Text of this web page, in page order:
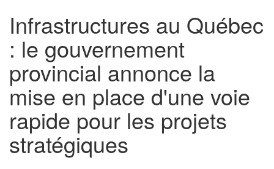
Infrastructures au Québec
: le gouvernement
provincial annonce la
mise en place d'une voie
rapide pour les projets
stratégiques